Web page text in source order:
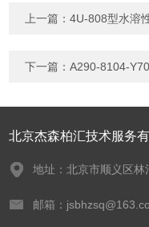
上一篇：4U-808型水溶
下一篇：A290-8104-
北京杰森柏汇技术服务
地址：北京市顺义区
邮箱：